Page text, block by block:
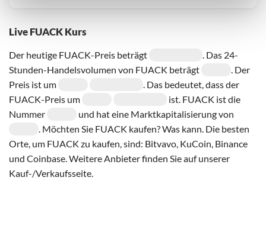
Live FUACK Kurs
Der heutige FUACK-Preis beträgt
. Das 24-
Stunden-Handelsvolumen von FUACK beträgt
. Der
Preis ist um
. Das bedeutet, dass der
FUACK-Preis um
ist. FUACK ist die
Nummer
und hat eine Marktkapitalisierung von
. Möchten Sie FUACK kaufen? Was kann. Die besten
Orte, um FUACK zu kaufen, sind: Bitvavo, KuCoin, Binance
und Coinbase. Weitere Anbieter finden Sie auf unserer
Kauf-/Verkaufsseite.